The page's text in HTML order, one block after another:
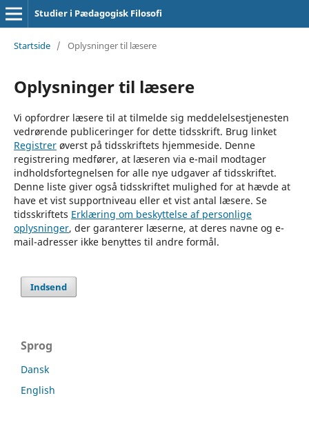
Studier i Pædagogisk Filosofi
Startside / Oplysninger til læsere
Oplysninger til læsere
Vi opfordrer læsere til at tilmelde sig meddelelsestjenesten
vedrørende publiceringer for dette tidsskrift. Brug linket
Registrerøverst på tidsskriftets hjemmeside. Denne
registrering medfører, at læseren via e-mail modtager
indholdsfortegnelsen for alle nye udgaver af tidsskriftet.
Denne liste giver også tidsskriftet mulighed for at hævde at
have et vist supportniveau eller et vist antal læsere. Se
tidsskriftets Erklæring om beskyttelse af personlige
oplysninger, der garanterer læserne, at deres navne og e-
mail-adresser ikke benyttes til andre formål.
Indsend
Sprog
Dansk
English